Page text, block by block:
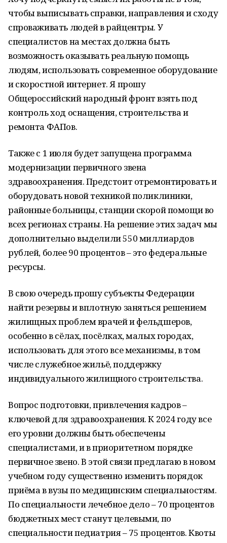
чтобы выписывать справки, направления и сходу
спроваживать людей в райцентры. У
специалистов на местах должна быть
возможность оказывать реальную помощь
людям, использовать современное оборудование
и скоростной интернет. Я прошу
Общероссийский народный фронт взять под
контроль ход оснащения, строительства и
ремонта ФАПов.
Также с 1 июля будет запущена программа
модернизации первичного звена
здравоохранения. Предстоит отремонтировать и
оборудовать новой техникой поликлиники,
районные больницы, станции скорой помощи во
всех регионах страны. На решение этих задач мы
дополнительно выделили 550 миллиардов
рублей, более 90 процентов – это федеральные
ресурсы.
В свою очередь прошу субъекты Федерации
найти резервы и вплотную заняться решением
жилищных проблем врачей и фельдшеров,
особенно в сёлах, посёлках, малых городах,
использовать для этого все механизмы, в том
числе служебное жильё, поддержку
индивидуального жилищного строительства.
Вопрос подготовки, привлечения кадров –
ключевой для здравоохранения. К 2024 году все
его уровни должны быть обеспечены
специалистами, и в приоритетном порядке
первичное звено. В этой связи предлагаю в новом
учебном году существенно изменить порядок
приёма в вузы по медицинским специальностям.
По специальности лечебное дело – 70 процентов
бюджетных мест станут целевыми, по
специальности педиатрия – 75 процентов. Квоты